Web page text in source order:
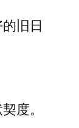
旧日
度。